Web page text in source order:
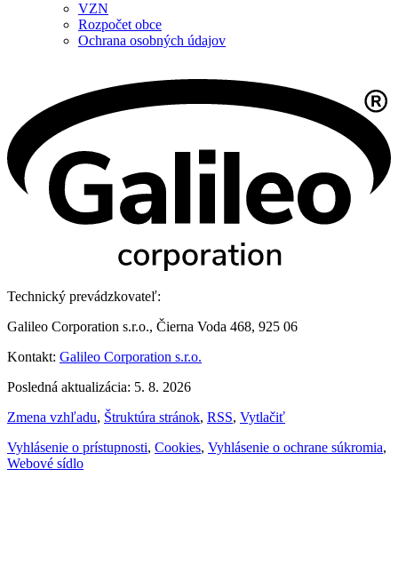
VZN
Rozpočet obce
Ochrana osobných údajov
Technický prevádzkovateľ:
Galileo Corporation s.r.o., Čierna Voda 468, 925 06
Kontakt: Galileo Corporation s.r.o.
Posledná aktualizácia: 5. 8. 2026
Zmena vzhľadu, Štruktúra stránok, RSS, Vytlačiť
Vyhlásenie o prístupnosti, Cookies, Vyhlásenie o ochrane súkromia,
Webové sídlo